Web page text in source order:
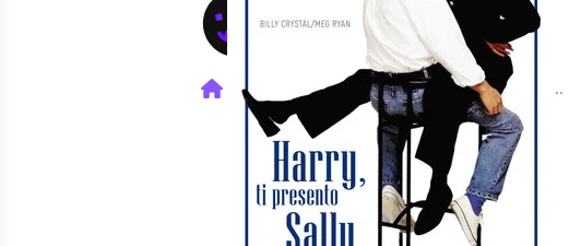
Home Film Harry, ti presento Sally...